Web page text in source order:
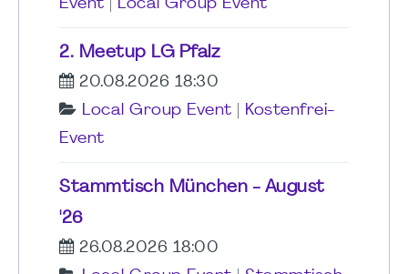
Event
Local Group Event
2. Meetup LG Pfalz
20.08.2026 18:30
Local Group Event
Kostenfrei-
Event
Stammtisch München - August
'26
26.08.2026 18:00